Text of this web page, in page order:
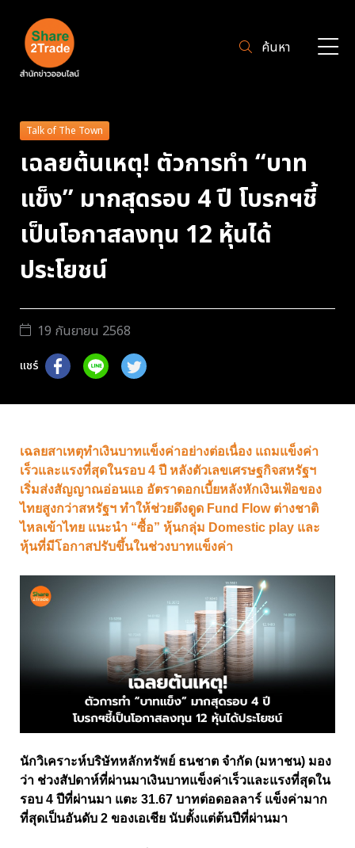
ค้นหา
Talk of The Town
เฉลยต้นเหตุ! ตัวการทำ “บาท
แข็ง” มากสุดรอบ 4 ปี โบรกฯชี้
เป็นโอกาสลงทุน 12 หุ้นได้
ประโยชน์
19 กันยายน 2568
แชร์
เฉลยสาเหตุทำเงินบาทแข็งค่าอย่างต่อเนื่อง แถมแข็งค่า
เร็วและแรงที่สุดในรอบ 4 ปี หลังตัวเลขเศรษฐกิจสหรัฐฯ
เริ่มส่งสัญญาณอ่อนแอ อัตราดอกเบี้ยหลังหักเงินเฟ้อของ
ไทยสูงกว่าสหรัฐฯ ทำให้ช่วยดึงดูด Fund Flow ต่างชาติ
ไหลเข้าไทย แนะนำ “ซื้อ” หุ้นกลุ่ม Domestic play และ
หุ้นที่มีโอกาสปรับขึ้นในช่วงบาทแข็งค่า
นักวิเคราะห์บริษัทหลักทรัพย์ ธนชาต จำกัด (มหาชน) มอง
ว่า ช่วงสัปดาห์ที่ผ่านมาเงินบาทแข็งค่าเร็วและแรงที่สุดใน
รอบ 4 ปีที่ผ่านมา แตะ 31.67 บาทต่อดอลลาร์ แข็งค่ามาก
ที่สุดเป็นอันดับ 2 ของเอเชีย นับตั้งแต่ต้นปีที่ผ่านมา